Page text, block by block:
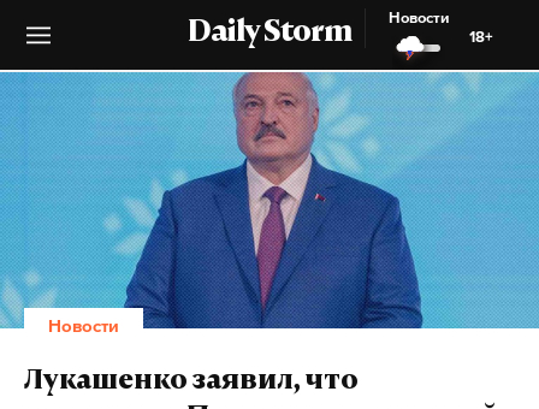
Daily Storm
Новости
18+
Новости
Лукашенко заявил, что